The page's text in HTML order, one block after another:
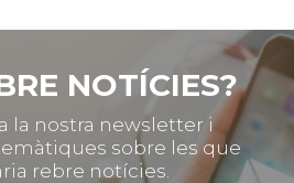
NOTÍCIES?
la nostra newsletter i
sobre les que
rebre notícies.